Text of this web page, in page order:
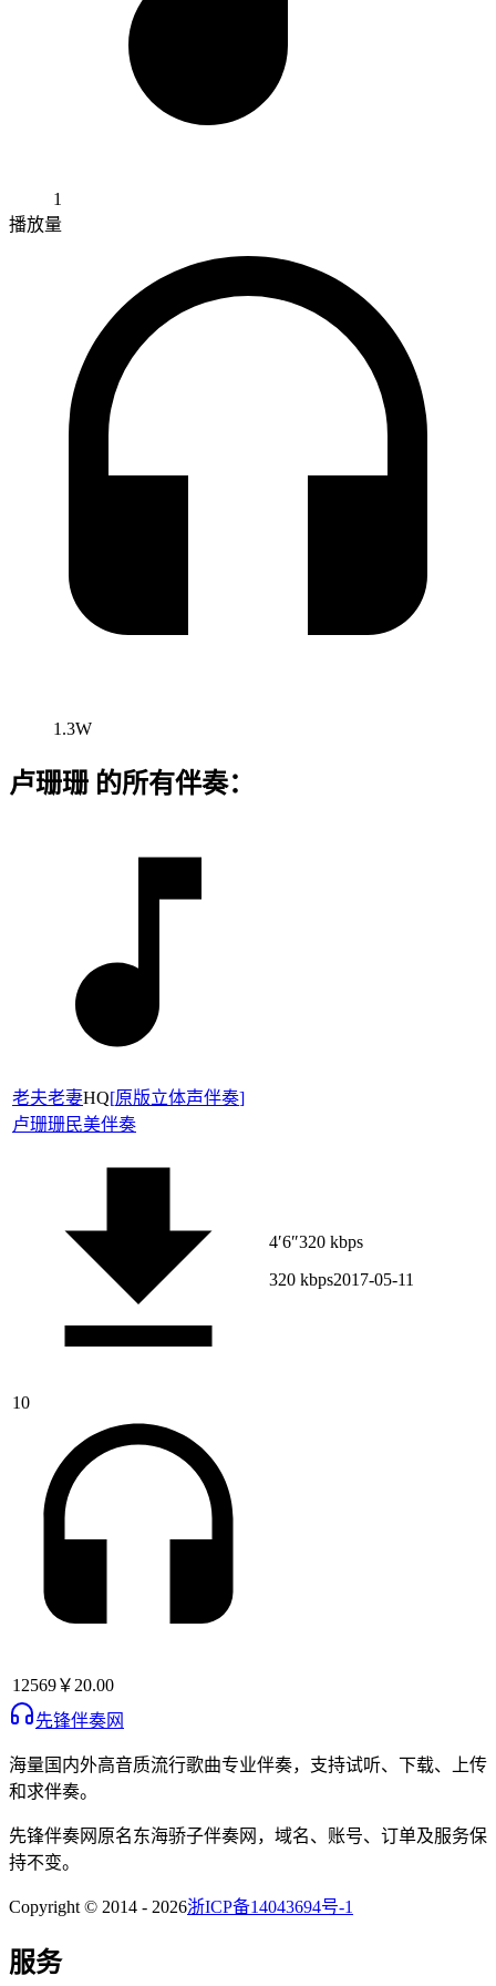
1
播放量
1.3W
卢珊珊 的所有伴奏：
老夫老妻HQ[原版立体声伴奏]
卢珊珊民美伴奏
10
12569￥20.00
4′6″320 kbps
320 kbps2017-05-11
先锋伴奏网
海量国内外高音质流行歌曲专业伴奏，支持试听、下载、上传
和求伴奏。
先锋伴奏网 原名东海骄子伴奏网 ，域名、账号、订单及服务保
持不变。
Copyright © 2014 - 2026浙ICP备14043694号-1
服务